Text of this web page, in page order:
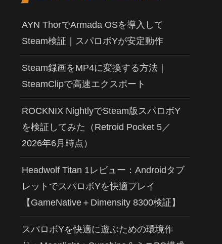
AYN ThorでArmada OSを導入して
Steam検証｜スパロボYが安定動作
Steam録画をMP4に変換する方法｜
SteamClipで高速エクスポート
ROCKNIX NightlyでSteam版スパロボY
を検証してみた（Retroid Pocket 5／
2026年6月時点）
Headwolf Titan 1レビュー：Androidタブ
レットでスパロボYを快適プレイ
【GameNative＋Dimensity 8300検証】
スパロボYを快適に遊ぶための環境作